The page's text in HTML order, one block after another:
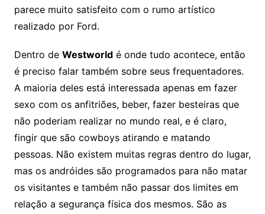
parece muito satisfeito com o rumo artístico
realizado por Ford.
Dentro de Westworldé onde tudo acontece, então
é preciso falar também sobre seus frequentadores.
A maioria deles está interessada apenas em fazer
sexo com os anfitriões, beber, fazer besteiras que
não poderiam realizar no mundo real, e é claro,
fingir que são cowboys atirando e matando
pessoas. Não existem muitas regras dentro do lugar,
mas os andróides são programados para não matar
os visitantes e também não passar dos limites em
relação a segurança física dos mesmos. São as